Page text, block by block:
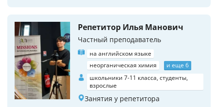
Репетитор Илья Манович
Частный преподаватель
на английском языке
неорганическая химия
и еще 6
школьники 7-11 класса, студенты,
взрослые
Занятия у репетитора